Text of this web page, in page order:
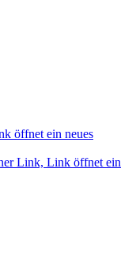
öffnet ein neues
Link, Link öffnet ein